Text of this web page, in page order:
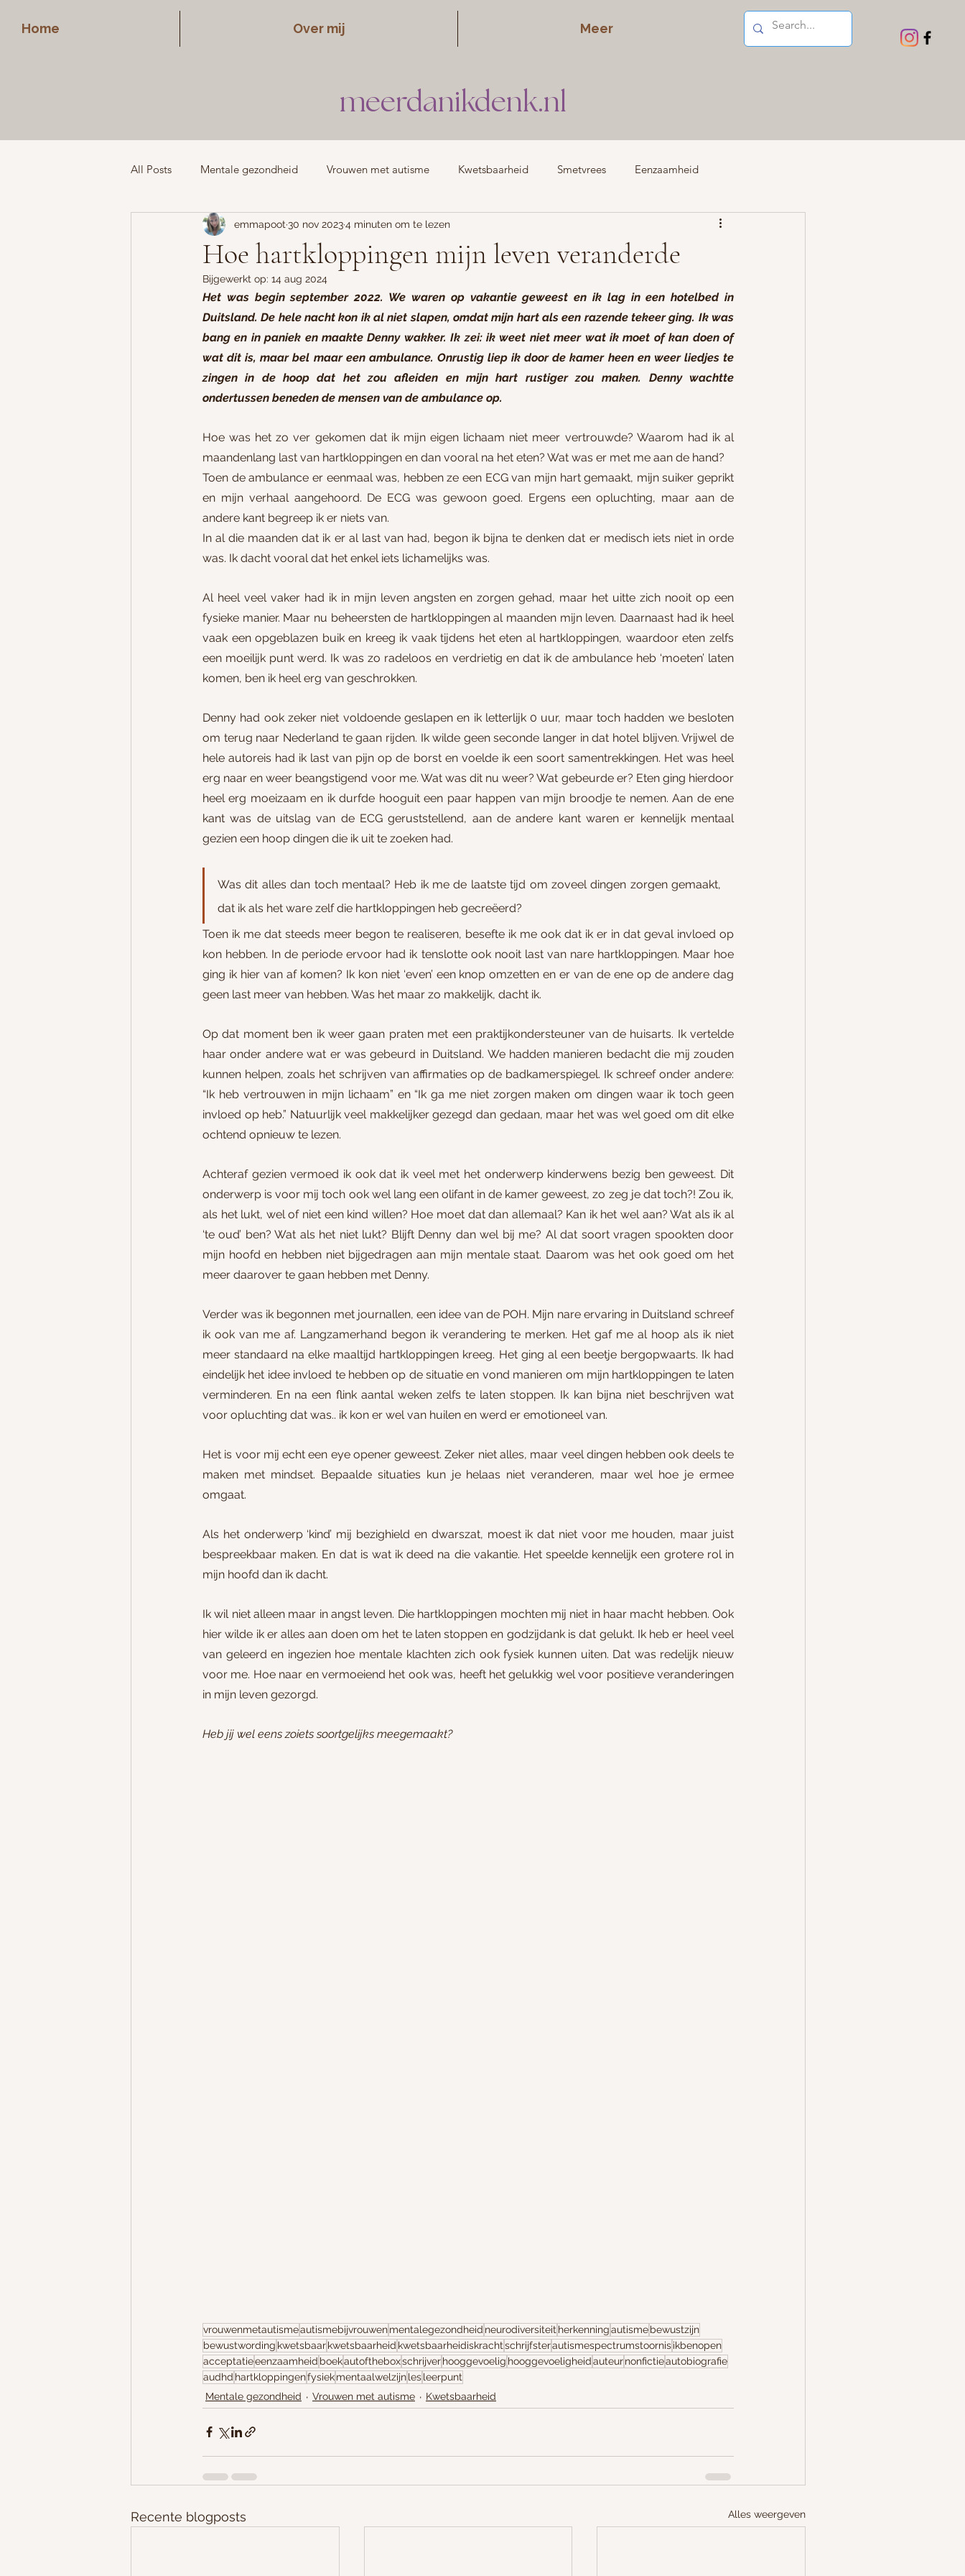
Home Over mij Meer
meerdanikdenk.nl
All Posts Mentale gezondheid Vrouwen met autisme Kwetsbaarheid Smetvrees Eenzaamheid
Vriendschappen Middelbare school Daten Persoonlijke ontwikkeling Moederschap
Hoe hartkloppingen mijn leven veranderde
emmapoot 30 nov 20234 minuten om te lezen
Bijgewerkt op: 14 aug 2024
Het was begin september 2022. We waren op vakantie geweest en ik lag in een hotelbed in
Duitsland. De hele nacht kon ik al niet slapen, omdat mijn hart als een razende tekeer ging. Ik was
bang en in paniek en maakte Denny wakker. Ik zei: ik weet niet meer wat ik moet of kan doen of
wat dit is, maar bel maar een ambulance. Onrustig liep ik door de kamer heen en weer liedjes te
zingen in de hoop dat het zou afleiden en mijn hart rustiger zou maken. Denny wachtte
ondertussen beneden de mensen van de ambulance op.
Hoe was het zo ver gekomen dat ik mijn eigen lichaam niet meer vertrouwde? Waarom had ik al
maandenlang last van hartkloppingen en dan vooral na het eten? Wat was er met me aan de hand?
Toen de ambulance er eenmaal was, hebben ze een ECG van mijn hart gemaakt, mijn suiker geprikt
en mijn verhaal aangehoord. De ECG was gewoon goed. Ergens een opluchting, maar aan de
andere kant begreep ik er niets van.
In al die maanden dat ik er al last van had, begon ik bijna te denken dat er medisch iets niet in orde
was. Ik dacht vooral dat het enkel iets lichamelijks was.
Al heel veel vaker had ik in mijn leven angsten en zorgen gehad, maar het uitte zich nooit op een
fysieke manier. Maar nu beheersten de hartkloppingen al maanden mijn leven. Daarnaast had ik heel
vaak een opgeblazen buik en kreeg ik vaak tijdens het eten al hartkloppingen, waardoor eten zelfs
een moeilijk punt werd. Ik was zo radeloos en verdrietig en dat ik de ambulance heb ‘moeten’ laten
komen, ben ik heel erg van geschrokken.
Denny had ook zeker niet voldoende geslapen en ik letterlijk 0 uur, maar toch hadden we besloten
om terug naar Nederland te gaan rijden. Ik wilde geen seconde langer in dat hotel blijven. Vrijwel de
hele autoreis had ik last van pijn op de borst en voelde ik een soort samentrekkingen. Het was heel
erg naar en weer beangstigend voor me. Wat was dit nu weer? Wat gebeurde er? Eten ging hierdoor
heel erg moeizaam en ik durfde hooguit een paar happen van mijn broodje te nemen. Aan de ene
kant was de uitslag van de ECG geruststellend, aan de andere kant waren er kennelijk mentaal
gezien een hoop dingen die ik uit te zoeken had.
Was dit alles dan toch mentaal? Heb ik me de laatste tijd om zoveel dingen zorgen gemaakt,
dat ik als het ware zelf die hartkloppingen heb gecreëerd?
Toen ik me dat steeds meer begon te realiseren, besefte ik me ook dat ik er in dat geval invloed op
kon hebben. In de periode ervoor had ik tenslotte ook nooit last van nare hartkloppingen. Maar hoe
ging ik hier van af komen? Ik kon niet ‘even’ een knop omzetten en er van de ene op de andere dag
geen last meer van hebben. Was het maar zo makkelijk, dacht ik.
Op dat moment ben ik weer gaan praten met een praktijkondersteuner van de huisarts. Ik vertelde
haar onder andere wat er was gebeurd in Duitsland. We hadden manieren bedacht die mij zouden
kunnen helpen, zoals het schrijven van affirmaties op de badkamerspiegel. Ik schreef onder andere:
“Ik heb vertrouwen in mijn lichaam” en “Ik ga me niet zorgen maken om dingen waar ik toch geen
invloed op heb.” Natuurlijk veel makkelijker gezegd dan gedaan, maar het was wel goed om dit elke
ochtend opnieuw te lezen.
Achteraf gezien vermoed ik ook dat ik veel met het onderwerp kinderwens bezig ben geweest. Dit
onderwerp is voor mij toch ook wel lang een olifant in de kamer geweest, zo zeg je dat toch?! Zou ik,
als het lukt, wel of niet een kind willen? Hoe moet dat dan allemaal? Kan ik het wel aan? Wat als ik al
‘te oud’ ben? Wat als het niet lukt? Blijft Denny dan wel bij me? Al dat soort vragen spookten door
mijn hoofd en hebben niet bijgedragen aan mijn mentale staat. Daarom was het ook goed om het
meer daarover te gaan hebben met Denny.
Verder was ik begonnen met journallen, een idee van de POH. Mijn nare ervaring in Duitsland schreef
ik ook van me af. Langzamerhand begon ik verandering te merken. Het gaf me al hoop als ik niet
meer standaard na elke maaltijd hartkloppingen kreeg. Het ging al een beetje bergopwaarts. Ik had
eindelijk het idee invloed te hebben op de situatie en vond manieren om mijn hartkloppingen te laten
verminderen. En na een flink aantal weken zelfs te laten stoppen. Ik kan bijna niet beschrijven wat
voor opluchting dat was.. ik kon er wel van huilen en werd er emotioneel van.
Het is voor mij echt een eye opener geweest. Zeker niet alles, maar veel dingen hebben ook deels te
maken met mindset. Bepaalde situaties kun je helaas niet veranderen, maar wel hoe je ermee
omgaat.
Als het onderwerp ‘kind’ mij bezighield en dwarszat, moest ik dat niet voor me houden, maar juist
bespreekbaar maken. En dat is wat ik deed na die vakantie. Het speelde kennelijk een grotere rol in
mijn hoofd dan ik dacht.
Ik wil niet alleen maar in angst leven. Die hartkloppingen mochten mij niet in haar macht hebben. Ook
hier wilde ik er alles aan doen om het te laten stoppen en godzijdank is dat gelukt. Ik heb er heel veel
van geleerd en ingezien hoe mentale klachten zich ook fysiek kunnen uiten. Dat was redelijk nieuw
voor me. Hoe naar en vermoeiend het ook was, heeft het gelukkig wel voor positieve veranderingen
in mijn leven gezorgd.
Heb jij wel eens zoiets soortgelijks meegemaakt?
vrouwenmetautismeautismebijvrouwenmentalegezondheid neurodiversiteit herkenningautismebewustzijn
bewustwording kwetsbaarkwetsbaarheid kwetsbaarheidiskrachtschrijfsterautismespectrumstoornisikbenopen
acceptatieeenzaamheid boekautoftheboxschrijverhooggevoelig hooggevoeligheidauteurnonfictieautobiografie
audhd hartkloppingenfysiekmentaalwelzijnlesleerpunt
Mentale gezondheid
Vrouwen met autisme Kwetsbaarheid
Recente blogposts Alles weergeven